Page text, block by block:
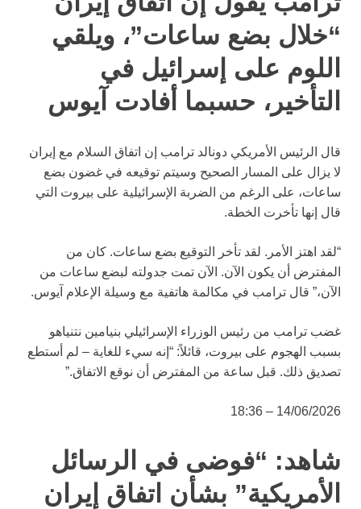
“خلال بضع ساعات”، ويلقي
اللوم على إسرائيل في
التأخير، حسبما أفادت آيوس
قال الرئيس الأمريكي دونالد ترامب إن اتفاق السلام مع إيران
لا يزال على المسار الصحيح وسيتم توقيعه في غضون بضع
ساعات، على الرغم من الضربة الإسرائيلية على بيروت التي
قال إنها تأخرت الخطة.
“لقد اهتز الأمر. لقد تأخر التوقيع بضع ساعات. كان من
المفترض أن يكون الآن. الآن تمت جدولته لبضع ساعات من
الآن،” قال ترامب في مكالمة هاتفية مع وسيلة الإعلام آيوس.
غضب ترامب من رئيس الوزراء الإسرائيلي بنيامين نتنياهو
بسبب الهجوم على بيروت، قائلاً: “إنه سيء للغاية – لم أستطع
تصديق ذلك. قبل ساعة من المفترض أن نوقع الاتفاق.”
14/06/2026 – 18:36
شاهد: “فوضى في الرسائل
الأمريكية” بشأن اتفاق إيران